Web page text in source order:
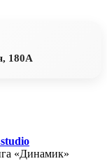
180А
«Динамик»